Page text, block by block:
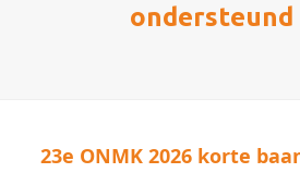
ondersteund
23e ONMK 2026 korte